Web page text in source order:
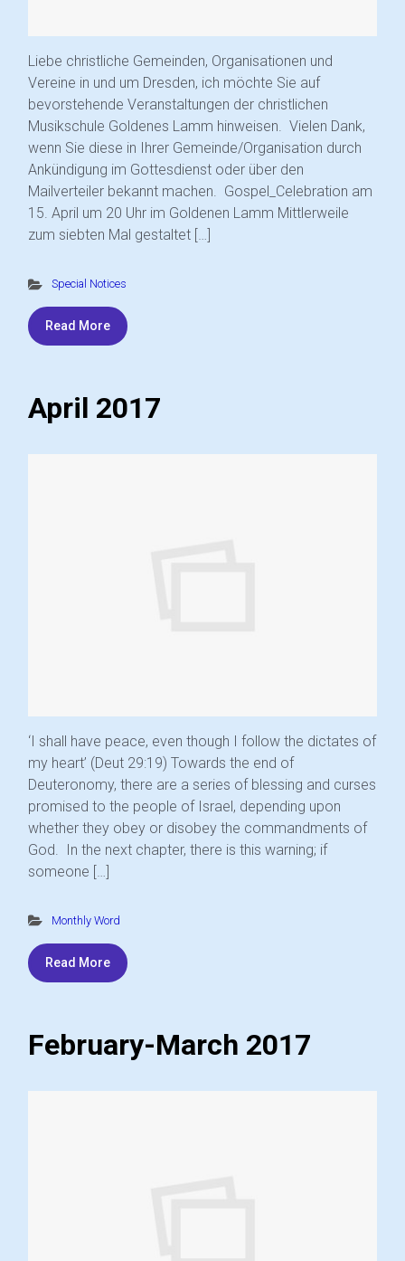
Liebe christliche Gemeinden, Organisationen und
Vereine in und um Dresden, ich möchte Sie auf
bevorstehende Veranstaltungen der christlichen
Musikschule Goldenes Lamm hinweisen. Vielen Dank,
wenn Sie diese in Ihrer Gemeinde/Organisation durch
Ankündigung im Gottesdienst oder über den
Mailverteiler bekannt machen. Gospel_Celebration am
15. April um 20 Uhr im Goldenen Lamm Mittlerweile
zum siebten Mal gestaltet […]
Special Notices
Read More
April 2017
‘I shall have peace, even though I follow the dictates of
my heart’ (Deut 29:19) Towards the end of
Deuteronomy, there are a series of blessing and curses
promised to the people of Israel, depending upon
whether they obey or disobey the commandments of
God. In the next chapter, there is this warning; if
someone […]
Monthly Word
Read More
February-March 2017